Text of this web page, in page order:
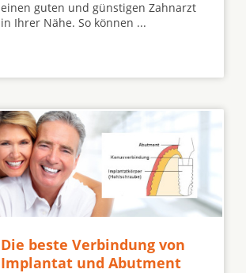
einen guten und günstigen Zahnarzt
in Ihrer Nähe. So können ...
Die beste Verbindung von
Implantat und Abutment